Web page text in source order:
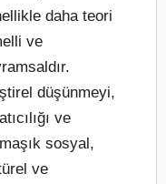
daha teori
ve
düşünmeyi,
ve
sosyal,
ve